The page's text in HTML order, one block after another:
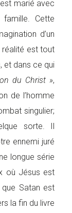
marié avec
Cette
d’un
réalité est tout
et dans ce qui
du Christ »,
de l’homme
singulier;
sorte. Il
ennemi juré
longue série
où Jésus est
Satan est
la fin du livre